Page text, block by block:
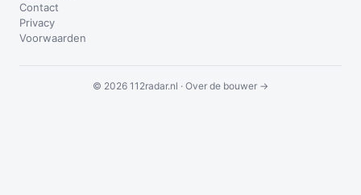
Contact
Privacy
Voorwaarden
© 2026 112radar.nl · Over de bouwer →